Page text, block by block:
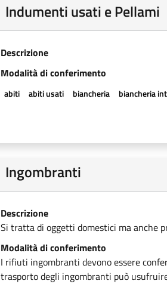
Indumenti usati e Pellami
Descrizione
Modalità di conferimento
abiti abiti usati biancheria biancheria
Ingombranti
Descrizione
Si tratta di oggetti domestici ma anche
Modalità di conferimento
I rifiuti ingombranti devono essere
trasporto degli ingombranti può